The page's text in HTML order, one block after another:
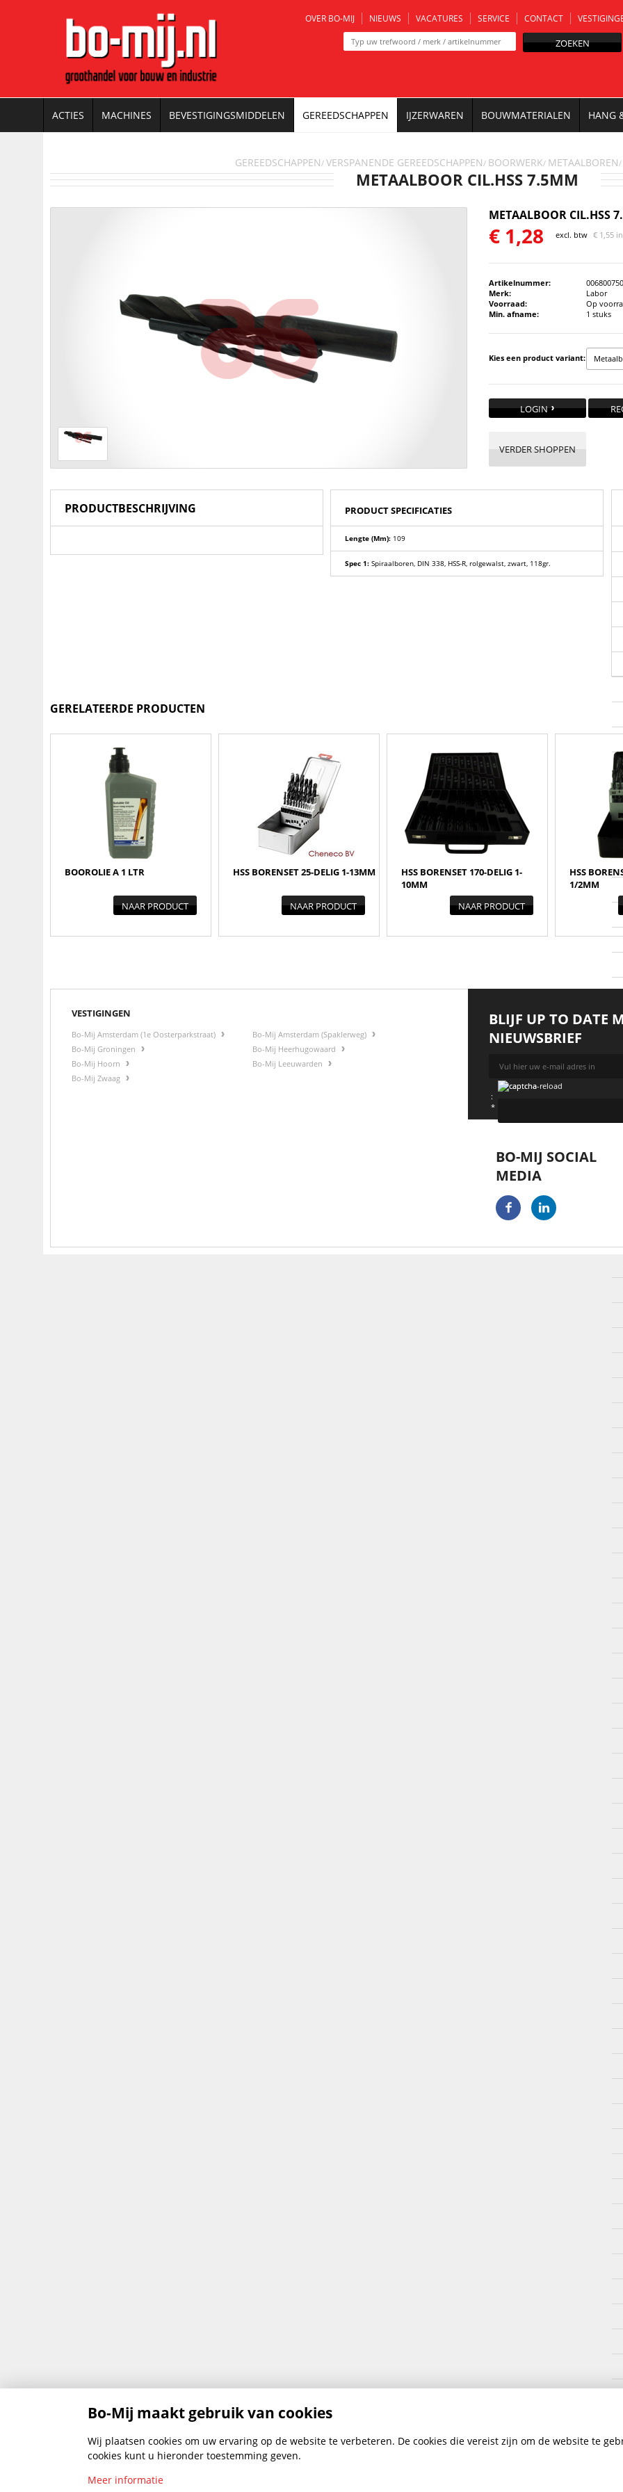
OVER BO-MIJ NIEUWS VACATURES SERVICE CONTACT
ZOEKEN
ACTIES MACHINES BEVESTIGINGSMIDDELEN GEREEDSCHAPPEN IJZERWAREN BOUWMATERIALEN HANG
GEREEDSCHAPPEN/ VERSPANENDE GEREEDSCHAPPEN/ BOORWERK/ METAALBOREN/
METAALBOOR CIL.HSS 7.5MM
METAALBOOR CIL.HSS
€ 1,28 excl. btw € 1,55
Artikelnummer:
Merk:
Labor
Voorraad:
Op
Min. afname:
1 stuks
Kies een product variant:
LOGIN
VERDER SHOPPEN
PRODUCTBESCHRIJVING PRODUCT SPECIFICATIES
Lengte (mm): 109
Spec 1: Spiraalboren, DIN 338, HSS-R, rolgewalst, zwart, 118gr.
GERELATEERDE PRODUCTEN
BOOROLIE A 1 LTR
NAAR PRODUCT
HSS BORENSET 25-DELIG 1-13MM
NAAR PRODUCT
HSS BORENSET 170-DELIG 1-
10MM
NAAR PRODUCT
HSS
1/2MM
VESTIGINGEN
Bo-Mij Amsterdam (1e Oosterparkstraat)
Bo-Mij Amsterdam (Spaklerweg)
Bo-Mij Groningen
Bo-Mij Heerhugowaard
Bo-Mij Hoorn
Bo-Mij Leeuwarden
Bo-Mij Zwaag
BLIJF UP TO DATE
NIEUWSBRIEF
:
*
BO-MIJ SOCIAL
MEDIA
Bo-Mij maakt gebruik van cookies
Wij plaatsen cookies om uw ervaring op de website te verbeteren. De cookies die vereist zijn om de website te
cookies kunt u hieronder toestemming geven.
Meer informatie